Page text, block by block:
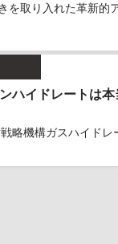
を取り入れた革新的
ハイドレートは
略機構ガスハイドレ